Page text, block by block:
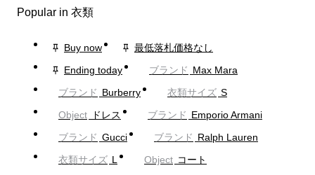
Popular in 衣類
Buy now
最低落札価格なし
Ending today
ブランド Max Mara
ブランド Burberry 衣類サイズ S
Object
ドレス ブランド Emporio Armani
ブランド Gucci ブランド Ralph Lauren
衣類サイズ L Object コート